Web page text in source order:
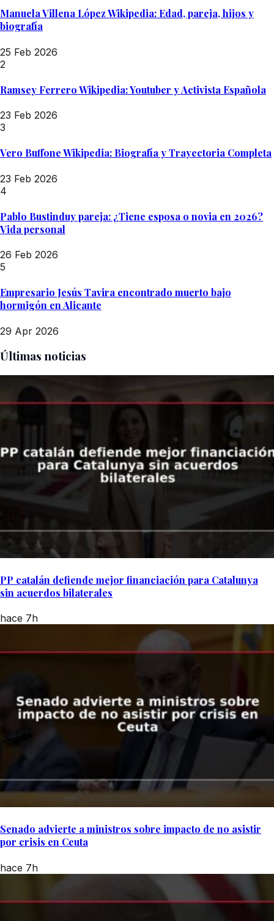
Manuela Villena López Wikipedia: Edad, pareja, hijos y
biografía
25 Feb 2026
2
Ramsey Ferrero Wikipedia: Youtuber y Activista Española
23 Feb 2026
3
Vero Buffone Wikipedia: Biografía y Trayectoria Completa
23 Feb 2026
4
Pablo Bustinduy pareja: ¿Tiene esposa o novia en 2026?
Vida personal
26 Feb 2026
5
Empresario Jesús Tavira encontrado muerto bajo
hormigón en Alicante
29 Apr 2026
Últimas noticias
PP catalán defiende mejor financiación para Catalunya
sin acuerdos bilaterales
hace 7h
Senado advierte a ministros sobre impacto de no asistir
por crisis en Ceuta
hace 7h